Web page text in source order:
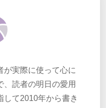
が実際に使って心に
、読者の明日の愛用
して2010年から書き